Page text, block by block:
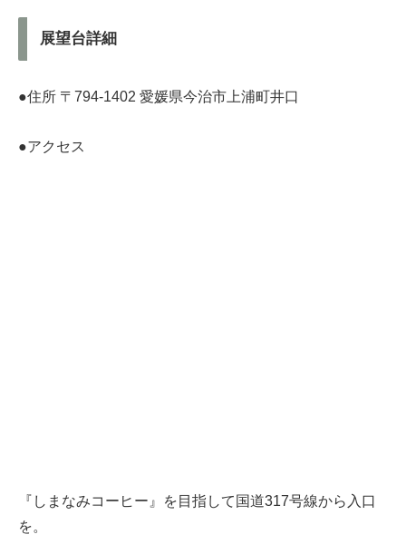
展望台詳細
●住所 〒794-1402 愛媛県今治市上浦町井口
●アクセス
『しまなみコーヒー』を目指して国道317号線から入口
を。